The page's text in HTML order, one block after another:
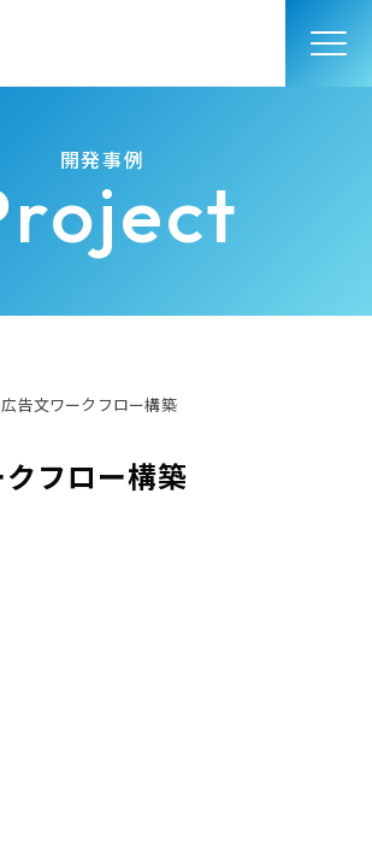
開発事例
広告文ワークフロー構築
フロー構築